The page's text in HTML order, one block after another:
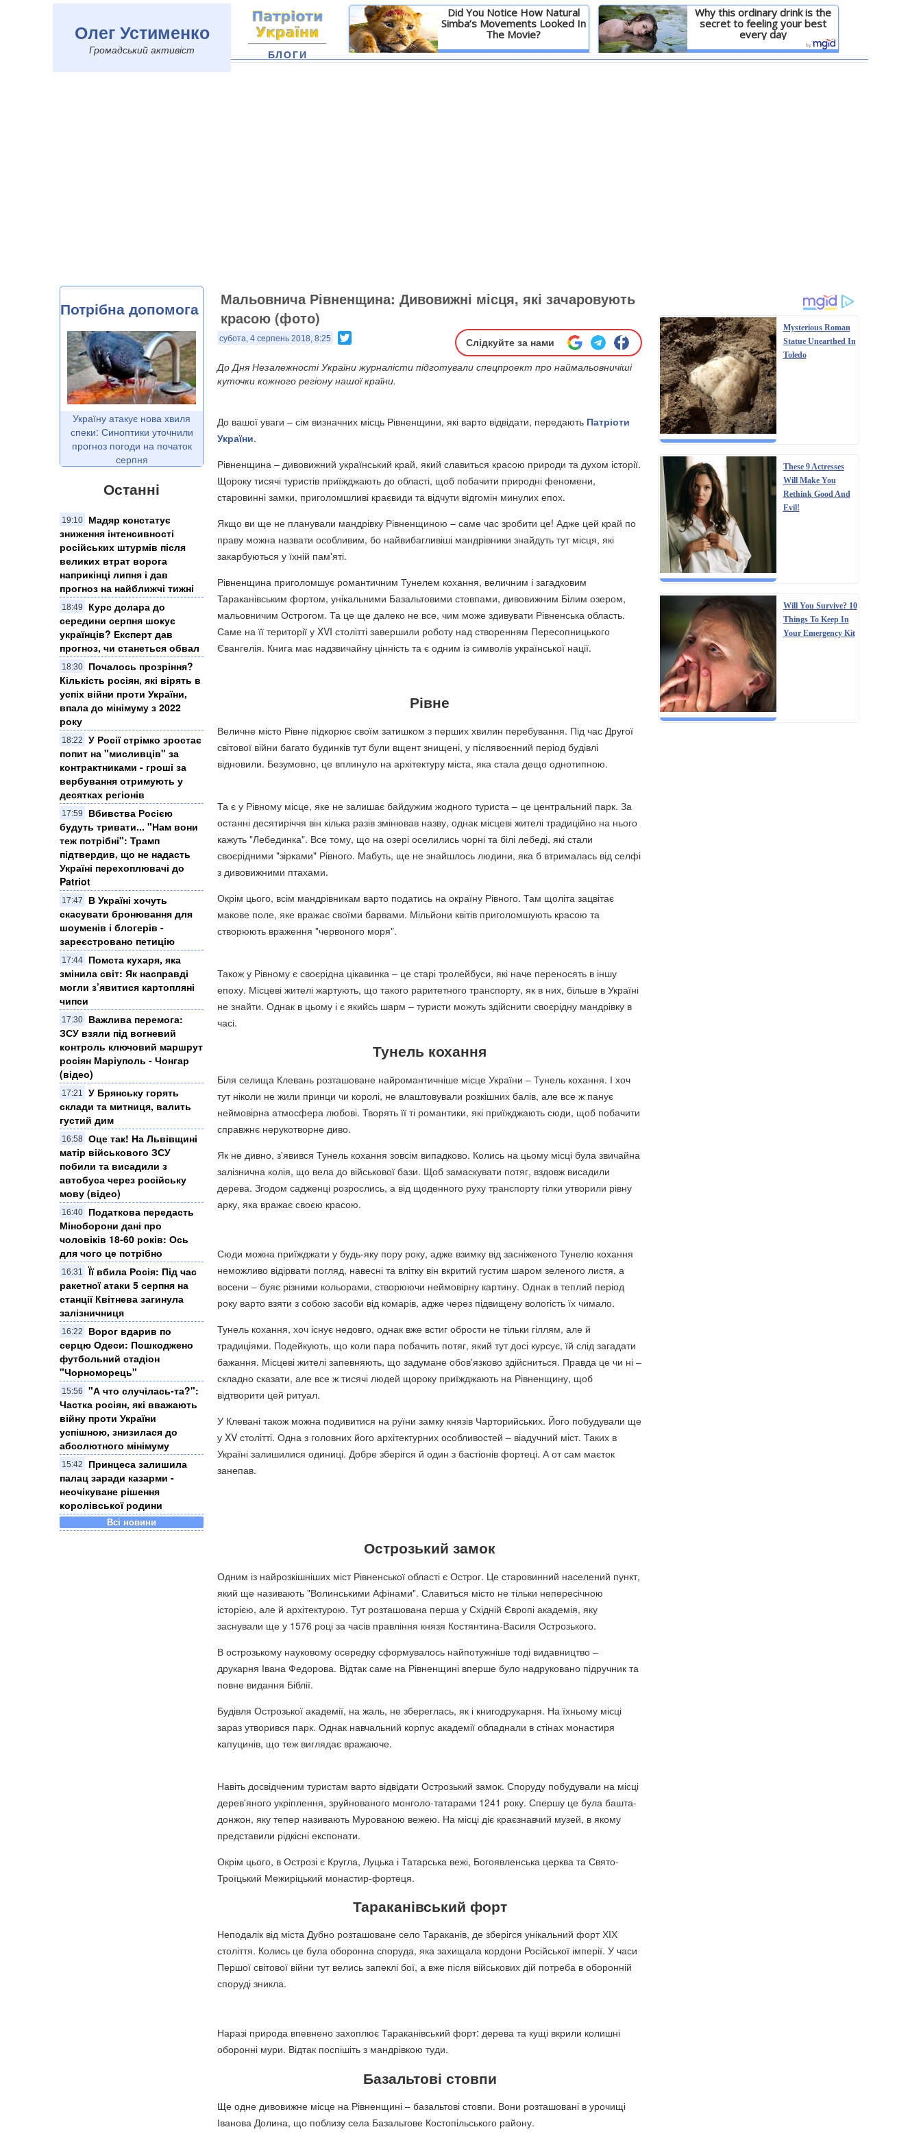
Олег Устименко
Громадський активіст
Did You Notice How Natural
Simba’s Movements Looked In
The Movie?
Детальніше
Why this ordinary drink is the
secret to feeling your best
every day
Детальніше
БЛОГИ
Потрібна допомога
Україну атакує нова хвиля
спеки: Синоптики уточнили
прогноз погоди на початок
серпня
Останні
19:10
Мадяр констатує
зниження інтенсивності
російських штурмів після
великих втрат ворога
наприкінці липня і дав
прогноз на найближчі тижні
18:49
Курс долара до
середини серпня шокує
українців? Експерт дав
прогноз, чи станеться обвал
18:30
Почалось прозріння?
Кількість росіян, які вірять в
успіх війни проти України,
впала до мінімуму з 2022
року
18:22
У Росії стрімко зростає
попит на "мисливців" за
контрактниками - гроші за
вербування отримують у
десятках регіонів
17:59
Вбивства Росією
будуть тривати... "Нам вони
теж потрібні": Трамп
підтвердив, що не надасть
Україні перехоплювачі до
Patriot
17:47
В Україні хочуть
скасувати бронювання для
шоуменів і блогерів -
зареєстровано петицію
17:44
Помста кухаря, яка
змінила світ: Як насправді
могли з’явитися картопляні
чипси
17:30
Важлива перемога:
ЗСУ взяли під вогневий
контроль ключовий маршрут
росіян Маріуполь - Чонгар
(відео)
17:21
​У Брянську горять
склади та митниця, валить
густий дим
16:58 Оце так! На Львівщині
матір військового ЗСУ
побили та висадили з
автобуса через російську
мову (відео)
16:40
Податкова передасть
Міноборони дані про
чоловіків 18-60 років: Ось
для чого це потрібно
16:31
Її вбила Росія: Під час
ракетної атаки 5 серпня на
станції Квітнева загинула
залізничниця
16:22
Ворог вдарив по
серцю Одеси: Пошкоджено
футбольний стадіон
"Чорноморець"
15:56
"А что случілась-та?":
Частка росіян, які вважають
війну проти України
успішною, знизилася до
абсолютного мінімуму
15:42
Принцеса залишила
палац заради казарми -
неочікуване рішення
королівської родини
Всі новини
Мальовнича Рівненщина: Дивовижні місця, які зачаровують
красою (фото)
субота, 4 серпень 2018, 8:25 Слідкуйте за нами
До Дня Незалежності України журналісти підготували спецпроект про наймальовничіші
куточки кожного регіону нашої країни.
До вашої уваги – сім визначних місць Рівненщини, які варто відвідати, передають Патріоти
України.
Рівненщина – дивовижний український край, який славиться красою природи та духом історії.
Щороку тисячі туристів приїжджають до області, щоб побачити природні феномени,
старовинні замки, приголомшливі краєвиди та відчути відгомін минулих епох.
Якщо ви ще не планували мандрівку Рівненщиною – саме час зробити це! Адже цей край по
праву можна назвати особливим, бо найвибагливіші мандрівники знайдуть тут місця, які
закарбуються у їхній пам'яті.
Рівненщина приголомшує романтичним Тунелем кохання, величним і загадковим
Тараканівським фортом, унікальними Базальтовими стовпами, дивовижним Білим озером,
мальовничим Острогом. Та це ще далеко не все, чим може здивувати Рівненська область.
Саме на її території у XVI столітті завершили роботу над створенням Пересопницького
Євангелія. Книга має надзвичайну цінність та є одним із символів української нації.
Рівне
Величне місто Рівне підкорює своїм затишком з перших хвилин перебування. Під час Другої
світової війни багато будинків тут були вщент знищені, у післявоєнний період будівлі
відновили. Безумовно, це вплинуло на архітектуру міста, яка стала дещо однотипною.
Та є у Рівному місце, яке не залишає байдужим жодного туриста – це центральний парк. За
останні десятиріччя він кілька разів змінював назву, однак місцеві жителі традиційно на нього
кажуть "Лебединка". Все тому, що на озері оселились чорні та білі лебеді, які стали
своєрідними "зірками" Рівного. Мабуть, ще не знайшлось людини, яка б втрималась від селфі
з дивовижними птахами.
Окрім цього, всім мандрівникам варто податись на окраїну Рівного. Там щоліта зацвітає
макове поле, яке вражає своїми барвами. Мільйони квітів приголомшують красою та
створюють враження "червоного моря".
Також у Рівному є своєрідна цікавинка – це старі тролейбуси, які наче переносять в іншу
епоху. Місцеві жителі жартують, що такого раритетного транспорту, як в них, більше в Україні
не знайти. Однак в цьому і є якийсь шарм – туристи можуть здійснити своєрідну мандрівку в
часі.
Тунель кохання
Біля селища Клевань розташоване найромантичніше місце України – Тунель кохання. І хоч
тут ніколи не жили принци чи королі, не влаштовували розкішних балів, але все ж панує
неймовірна атмосфера любові. Творять її ті романтики, які приїжджають сюди, щоб побачити
справжнє нерукотворне диво.
Як не дивно, з'явився Тунель кохання зовсім випадково. Колись на цьому місці була звичайна
залізнична колія, що вела до військової бази. Щоб замаскувати потяг, вздовж висадили
дерева. Згодом садженці розрослись, а від щоденного руху транспорту гілки утворили рівну
арку, яка вражає своєю красою.
Сюди можна приїжджати у будь-яку пору року, адже взимку від засніженого Тунелю кохання
неможливо відірвати погляд, навесні та влітку він вкритий густим шаром зеленого листя, а
восени – буяє різними кольорами, створюючи неймовірну картину. Однак в теплий період
року варто взяти з собою засоби від комарів, адже через підвищену вологість їх чимало.
Тунель кохання, хоч існує недовго, однак вже встиг обрости не тільки гіллям, але й
традиціями. Подейкують, що коли пара побачить потяг, який тут досі курсує, їй слід загадати
бажання. Місцеві жителі запевняють, що задумане обов'язково здійсниться. Правда це чи ні –
складно сказати, але все ж тисячі людей щороку приїжджають на Рівненщину, щоб
відтворити цей ритуал.
У Клевані також можна подивитися на руїни замку князів Чарторийських. Його побудували ще
у XV столітті. Одна з головних його архітектурних особливостей – віадучний міст. Таких в
Україні залишилися одиниці. Добре зберігся й один з бастіонів фортеці. А от сам маєток
занепав.
Острозький замок
Одним із найрозкішніших міст Рівненської області є Острог. Це старовинний населений пункт,
який ще називають "Волинськими Афінами". Славиться місто не тільки непересічною
історією, але й архітектурою. Тут розташована перша у Східній Європі академія, яку
заснували ще у 1576 році за часів правління князя Костянтина-Василя Острозького.
В острозькому науковому осередку сформувалось найпотужніше тоді видавництво –
друкарня Івана Федорова. Відтак саме на Рівненщині вперше було надруковано підручник та
повне видання Біблії.
Будівля Острозької академії, на жаль, не збереглась, як і книгодрукарня. На їхньому місці
зараз утворився парк. Однак навчальний корпус академії обладнали в стінах монастиря
капуцинів, що теж виглядає вражаюче.
Навіть досвідченим туристам варто відвідати Острозький замок. Споруду побудували на місці
дерев'яного укріплення, зруйнованого монголо-татарами 1241 року. Спершу це була башта-
донжон, яку тепер називають Мурованою вежею. На місці діє краєзнавчий музей, в якому
представили рідкісні експонати.
Окрім цього, в Острозі є Кругла, Луцька і Татарська вежі, Богоявленська церква та Свято-
Троїцький Межиріцький монастир-фортеця.
Тараканівський форт
Неподалік від міста Дубно розташоване село Тараканів, де зберігся унікальний форт ХІХ
століття. Колись це була оборонна споруда, яка захищала кордони Російської імперії. У часи
Першої світової війни тут велись запеклі бої, а вже після військових дій потреба в оборонній
споруді зникла.
Наразі природа впевнено захоплює Тараканівський форт: дерева та кущі вкрили колишні
оборонні мури. Відтак поспішіть з мандрівкою туди.
Базальтові стовпи
Ще одне дивовижне місце на Рівненщині – базальтові стовпи. Вони розташовані в урочищі
Іванова Долина, що поблизу села Базальтове Костопільського району.
Mysterious Roman
Statue Unearthed In
Toledo
These 9 Actresses
Will Make You
Rethink Good And
Evil!
Will You Survive? 10
Things To Keep In
Your Emergency Kit